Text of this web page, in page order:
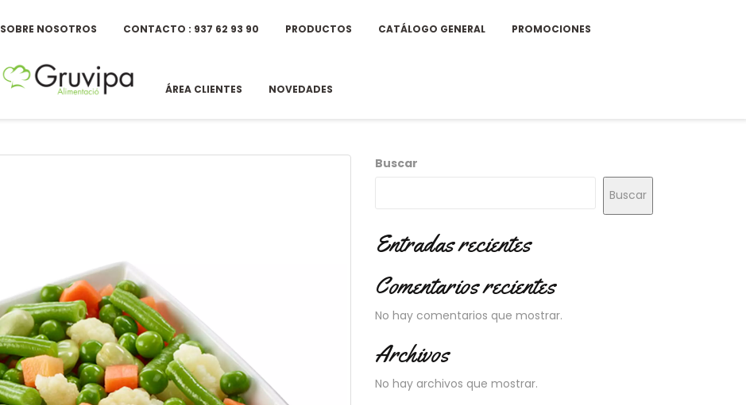
SOBRE NOSOTROS CONTACTO : 937 62 93 90 PRODUCTOS CATÁLOGO GENERAL PROMOCIONES
ÁREA CLIENTES NOVEDADES
Buscar
Buscar
Entradas recientes
Comentarios recientes
No hay comentarios que mostrar.
Archivos
No hay archivos que mostrar.